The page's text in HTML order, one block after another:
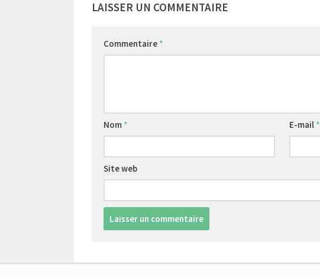
LAISSER UN COMMENTAIRE
Commentaire *
Nom * E-mail *
Site web